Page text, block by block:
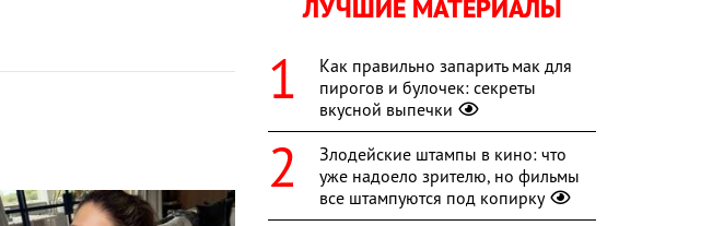
ЛУЧШИЕ МАТЕРИАЛЫ
Как правильно запарить мак для
пирогов и булочек: секреты
вкусной выпечки
Злодейские штампы в кино: что
уже надоело зрителю, но фильмы
все штампуются под копирку